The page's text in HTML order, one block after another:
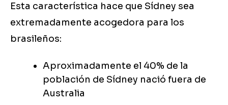
Esta característica hace que Sídney sea
extremadamente acogedora para los
brasileños:
Aproximadamente el 40% de la
población de Sídney nació fuera de
Australia